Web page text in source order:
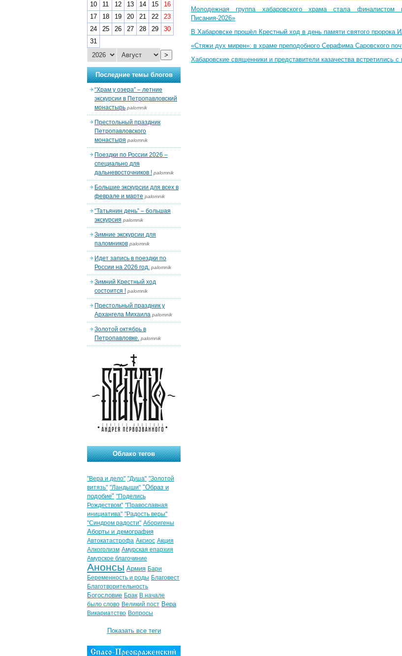
Молодежная группа хабаровского храма стала финалистом
Писания-2026»
В Хабаровске прошёл Крестный ход в день памяти святого пророка
«Стяжи дух мирен»: в храме преподобного Серафима Саровского
Хабаровские священники и представители казачества встретились
10
11 12 13 14 15
16
17
18 19 20 21 22
23
24
25 26 27 28 29
30
31
>
Последние темы блогов
“Храм у озера” – летние
экскурсии в Петропавловский
монастырь palomnik
Престольный праздник
Петропавловского
монастыря palomnik
Поездки по России 2026 –
специально для
дальневосточников ! palomnik
Большие экскурсии для всех в
феврале и марте palomnik
“Татьянин день” – большая
экскурсия palomnik
Зимние экскурсии для
паломников palomnik
Идет запись в поездки по
России на 2026 год. palomnik
Зимний Крестный ход
состоится ! palomnik
Престольный праздник у
Архангела Михаила palomnik
Золотой октябрь в
Петропавловке. palomnik
Облако тегов
"Вера и дело" "Душа" "Золотой
витязь" "Ландыши" "Образ и
подобие" "Поделись
Рождеством" "Православная
инициатива" "Радость веры"
"Синдром радости" Аборигены
Аборты и демография
Автокатастрофа Аксиос Акция
Алкоголизм Амурская епархия
Амурское благочиние
Анонсы Армия Бари
Беременность и роды Благовест
Благотворительность
Богословие Брак В начале
было слово Великий пост Вера
Викариатство Вопросы
Показать все теги